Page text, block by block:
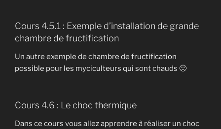
Cours 4.5.1 : Exemple d’installation de grande
chambre de fructification
Un autre exemple de chambre de fructification
possible pour les myciculteurs qui sont chauds 🙂
Cours 4.6 : Le choc thermique
Dans ce cours vous allez apprendre à réaliser un choc